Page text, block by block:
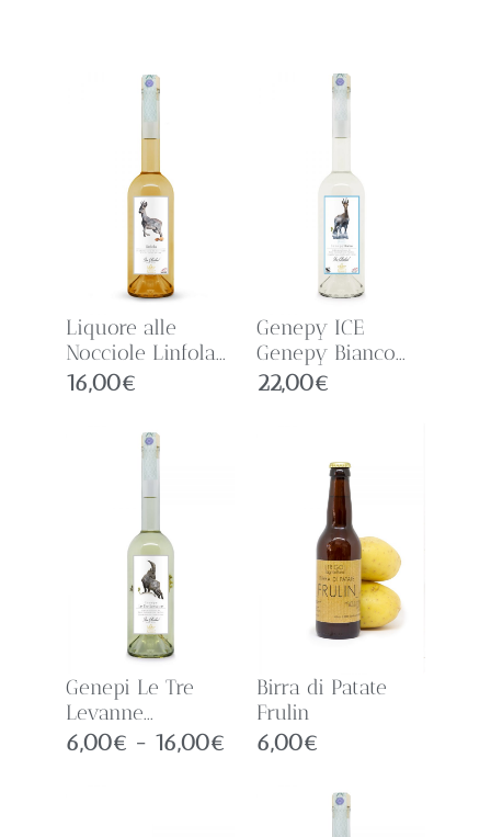
Liquore alle
Nocciole Linfola...
16,00€
Genepy ICE
Genepy Bianco...
22,00€
Genepi Le Tre
Levanne...
6,00€ - 16,00€
Birra di Patate
Frulin
6,00€